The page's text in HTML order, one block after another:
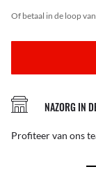
of betaal in de loop
NAZORG IN
Profiteer van ons